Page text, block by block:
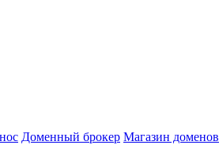
Доменный брокер Магазин доменов